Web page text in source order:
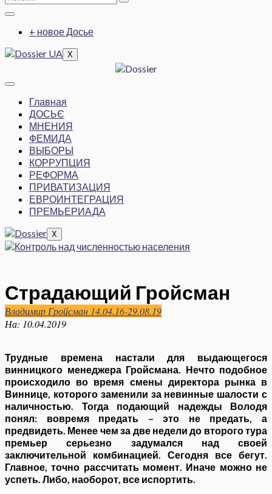
+ новое Досье
X
Главная
ДОСЬЄ
МНЕНИЯ
ФЕМИДА
ВЫБОРЫ
КОРРУПЦИЯ
РЕФОРМА
ПРИВАТИЗАЦИЯ
ЕВРОИНТЕГРАЦИЯ
ПРЕМЬЕРИАДА
X
Страдающий Гройсман
Владимир Гройсман 14.04.16-29.08.19
На: 10.04.2019
Трудные времена настали для выдающегося
винницкого менеджера Гройсмана. Нечто подобное
происходило во время смены директора рынка в
Виннице, которого заменили за невинные шалости с
наличностью. Тогда подающий надежды Володя
понял: вовремя предать – это не предать, а
предвидеть. Менее чем за две недели до второго тура
премьер серьезно задумался над своей
заключительной комбинацией. Сегодня все бегут.
Главное, точно рассчитать момент. Иначе можно не
успеть. Либо, наоборот, все испортить.